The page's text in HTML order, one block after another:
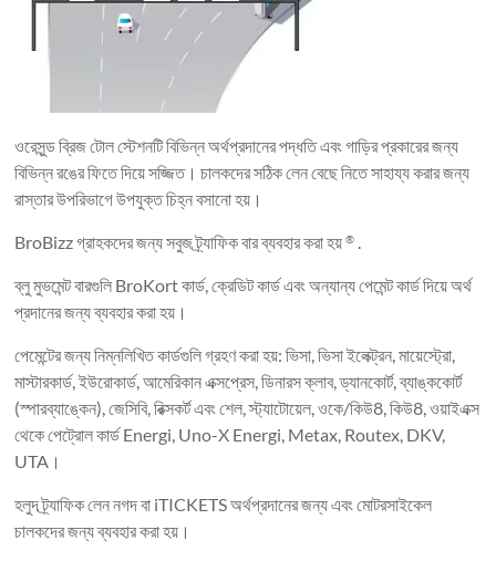
ওরেসুন্ড ব্রিজ টোল স্টেশনটি বিভিন্ন অর্থপ্রদানের পদ্ধতি এবং গাড়ির প্রকারের জন্য
বিভিন্ন রঙের ফিতে দিয়ে সজ্জিত। চালকদের সঠিক লেন বেছে নিতে সাহায্য করার জন্য
রাস্তার উপরিভাগে উপযুক্ত চিহ্ন বসানো হয়।
BroBizz গ্রাহকদের জন্য সবুজ ট্র্যাফিক বার ব্যবহার করা হয়® .
ব্লু মুভমেন্ট বারগুলি BroKort কার্ড, ক্রেডিট কার্ড এবং অন্যান্য পেমেন্ট কার্ড দিয়ে অর্থ
প্রদানের জন্য ব্যবহার করা হয়।
পেমেন্টের জন্য নিম্নলিখিত কার্ডগুলি গ্রহণ করা হয়: ভিসা, ভিসা ইলেক্ট্রন, মায়েস্ট্রো,
মাস্টারকার্ড, ইউরোকার্ড, আমেরিকান এক্সপ্রেস, ডিনারস ক্লাব, ড্যানকোর্ট, ব্যাঙ্ককোর্ট
(স্পারব্যাঙ্কেন), জেসিবি, রিক্সকর্ট এবং শেল, স্ট্যাটোয়েল, ওকে/কিউ8, কিউ8, ওয়াইএক্স
থেকে পেট্রোল কার্ড Energi, Uno-X Energi, Metax, Routex, DKV,
UTA।
হলুদ ট্র্যাফিক লেন নগদ বা iTICKETS অর্থপ্রদানের জন্য এবং মোটরসাইকেল
চালকদের জন্য ব্যবহার করা হয়।